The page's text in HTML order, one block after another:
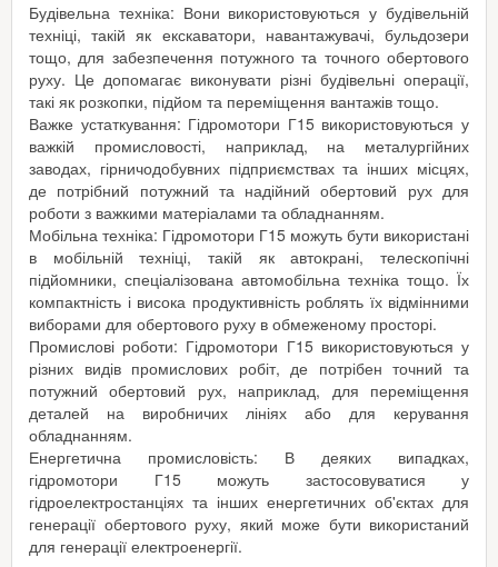
Будівельна техніка: Вони використовуються у будівельній
техніці, такій як екскаватори, навантажувачі, бульдозери
тощо, для забезпечення потужного та точного обертового
руху. Це допомагає виконувати різні будівельні операції,
такі як розкопки, підйом та переміщення вантажів тощо.
Важке устаткування: Гідромотори Г15 використовуються у
важкій промисловості, наприклад, на металургійних
заводах, гірничодобувних підприємствах та інших місцях,
де потрібний потужний та надійний обертовий рух для
роботи з важкими матеріалами та обладнанням.
Мобільна техніка: Гідромотори Г15 можуть бути використані
в мобільній техніці, такій як автокрані, телескопічні
підйомники, спеціалізована автомобільна техніка тощо. Їх
компактність і висока продуктивність роблять їх відмінними
виборами для обертового руху в обмеженому просторі.
Промислові роботи: Гідромотори Г15 використовуються у
різних видів промислових робіт, де потрібен точний та
потужний обертовий рух, наприклад, для переміщення
деталей на виробничих лініях або для керування
обладнанням.
Енергетична промисловість: В деяких випадках,
гідромотори Г15 можуть застосовуватися у
гідроелектростанціях та інших енергетичних об'єктах для
генерації обертового руху, який може бути використаний
для генерації електроенергії.